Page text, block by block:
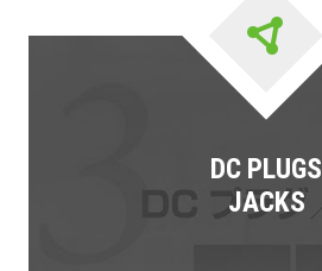
DC PLUGS
JACKS